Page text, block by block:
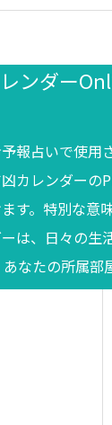
ンダー
報占いで使用
カレンダーの
す。特別な意
は、日々の生
なたの所属部
ください。